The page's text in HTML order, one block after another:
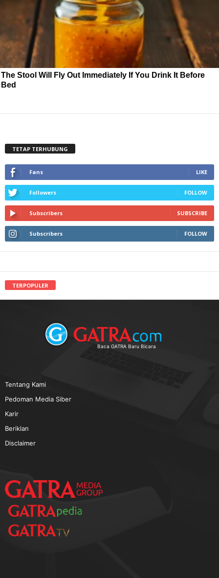
The Stool Will Fly Out Immediately If You Drink It Before
Bed
TETAP TERHUBUNG
Fans LIKE
Followers FOLLOW
Subscribers SUBSCRIBE
Subscribers FOLLOW
TERPOPULER